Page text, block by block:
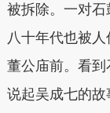
被拆除。一对
八十年代也被
董公庙前。 看到
说起吴成七的故